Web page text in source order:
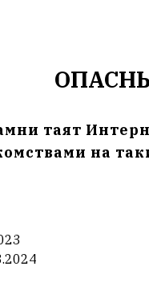
таят
на